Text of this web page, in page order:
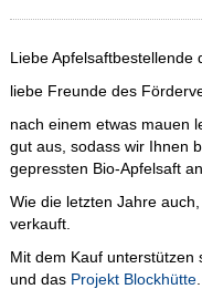
Liebe Apfelsaftbestellende
liebe Freunde des
nach einem etwas mauen
gut aus, sodass wir Ihnen
gepressten Bio-Apfelsaft
Wie die letzten Jahre
verkauft.
Mit dem Kauf unterstützen
und das Projekt Blockhütte.